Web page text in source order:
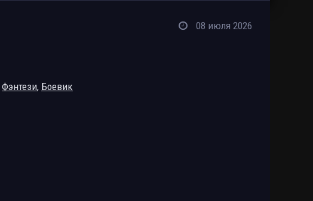
08 июля 2026
Фэнтези, Боевик